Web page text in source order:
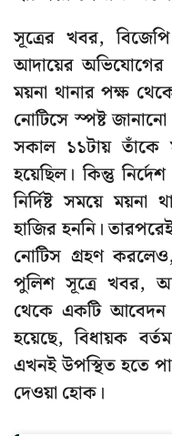
সূত্রের খবর,
আদায়ের অভিযোগের
ময়না থানার পক্ষ
নোটিসে স্পষ্ট
সকাল ১১টায় তাঁকে
হয়েছিল। কিন্তু
নির্দিষ্ট সময়ে ময়না
হাজির হননি।
নোটিস গ্রহণ
পুলিশ সূত্রে খবর,
থেকে একটি আবেদন
হয়েছে, বিধায়ক
এখনই উপস্থিত হতে
দেওয়া হোক।